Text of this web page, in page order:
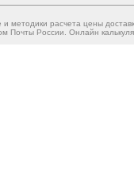
и методики расчета цены
Почты России. Онлайн